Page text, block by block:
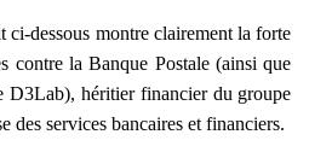
ci-dessous montre clairement la forte
contre la Banque Postale (ainsi que
D3Lab), héritier financier du groupe
des services bancaires et financiers.